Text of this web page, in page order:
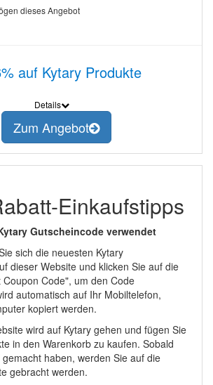
dieses Angebot
auf Kytary Produkte
Details
Zum Angebot
Einkaufstipps
Gutscheincode verwendet
sich die neuesten Kytary
dieser Website und klicken Sie auf die
Code", um den Code
automatisch auf Ihr Mobiltelefon,
kopiert werden.
wird auf Kytary gehen und fügen Sie
in den Warenkorb zu kaufen. Sobald
haben, werden Sie auf die
gebracht werden.